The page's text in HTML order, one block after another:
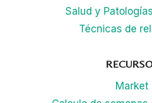
Salud y
Técnicas de
Market